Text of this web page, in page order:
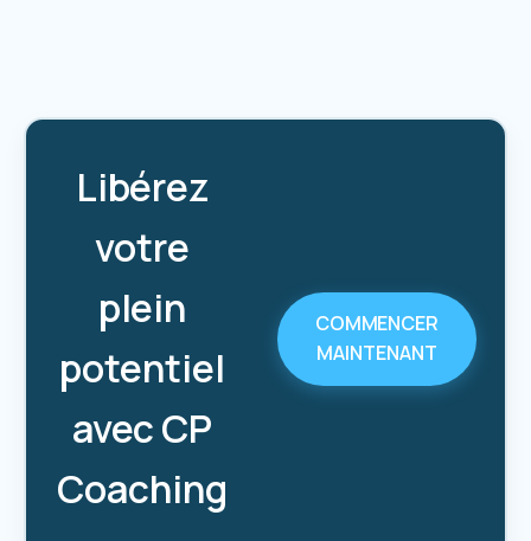
Libérez
votre
plein
potentiel
avec CP
Coaching
COMMENCER
MAINTENANT